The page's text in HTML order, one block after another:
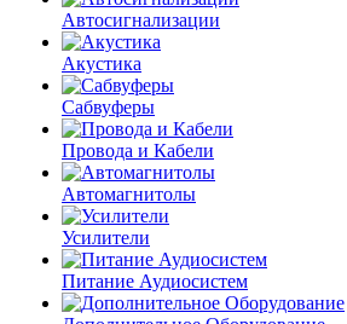
Автосигнализации
Акустика
Сабвуферы
Провода и Кабели
Автомагнитолы
Усилители
Питание Аудиосистем